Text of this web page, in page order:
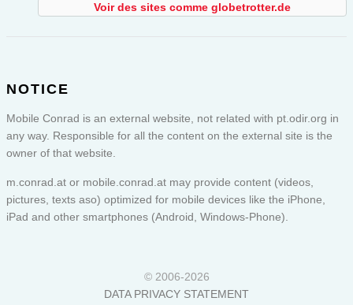
Voir des sites comme globetrotter.de
NOTICE
Mobile Conrad is an external website, not related with pt.odir.org in
any way. Responsible for all the content on the external site is the
owner of that website.
m.conrad.at or mobile.conrad.at may provide content (videos,
pictures, texts aso) optimized for mobile devices like the iPhone,
iPad and other smartphones (Android, Windows-Phone).
© 2006-2026
DATA PRIVACY STATEMENT